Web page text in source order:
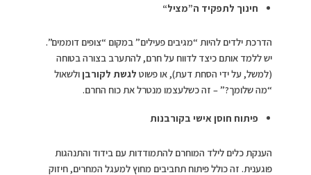
חינוך לתפקיד ה”מציל“
הדרכת ילדים להיות “מגיבים פעילים” במקום “צופים דוממים”.
יש ללמד אותם כיצד לדווח על חרם, להתערב בצורה בטוחה
(למשל, על ידי הסחת דעת), או פשוט לגשת לקורבן ולשאול
“מה שלומך?” – זה כשלעצמו מנטרל את כוח החרם.
פיתוח חוסן אישי בקורבנות
הענקת כלים לילד המוחרם להתמודדות עם בידוד והתנהגות
פוגענית. זה כולל פיתוח תחביבים מחוץ למעגל המחרים, חיזוק